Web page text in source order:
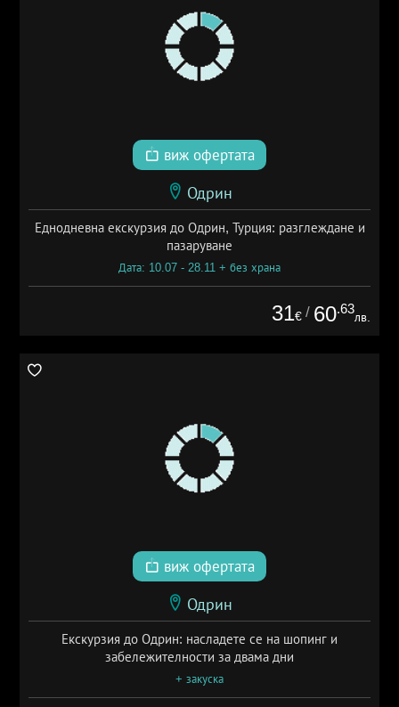
виж офертата
Одрин
Еднодневна екскурзия до Одрин, Турция: разглеждане и
пазаруване
Дата: 10.07 - 28.11 + без храна
31€ / 60.63
лв.
виж офертата
Одрин
Екскурзия до Одрин: насладете се на шопинг и
забележителности за двама дни
+ закуска